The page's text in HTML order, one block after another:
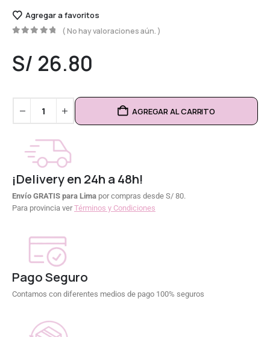
Agregar a favoritos
( No hay valoraciones aún. )
S/ 26.80
AGREGAR AL CARRITO
¡Delivery en 24h a 48h!
Envío GRATIS para Lima por compras desde S/ 80.
Para provincia verTérminos y Condiciones
Pago Seguro
Contamos con diferentes medios de pago 100% seguros